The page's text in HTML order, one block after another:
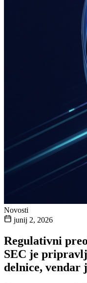
Novosti
junij 2, 2026
Regulativni
SEC je
delnice, vendar